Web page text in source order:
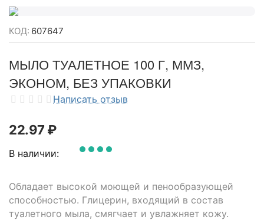
КОД: 607647
МЫЛО ТУАЛЕТНОЕ 100 Г, ММЗ,
ЭКОНОМ, БЕЗ УПАКОВКИ
Написать отзыв
22.97 ₽
В наличии:
Обладает высокой моющей и пенообразующей
способностью. Глицерин, входящий в состав
туалетного мыла, смягчает и увлажняет кожу.